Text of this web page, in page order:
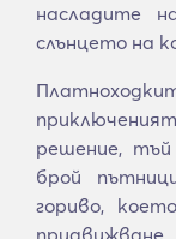
насладите
слънцето на
решение,
брой
гориво,